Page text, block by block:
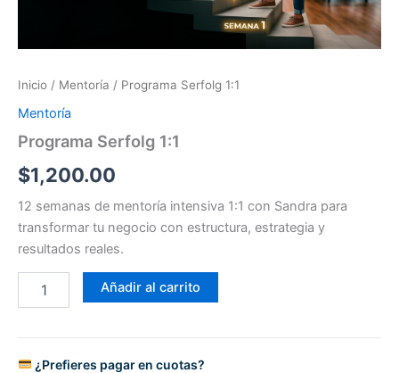
Inicio / Mentoría / Programa Serfolg 1:1
Mentoría
Programa Serfolg 1:1
$1,200.00
12 semanas de mentoría intensiva 1:1 con Sandra para
transformar tu negocio con estructura, estrategia y
resultados reales.
Añadir al carrito
¿Prefieres pagar en cuotas?